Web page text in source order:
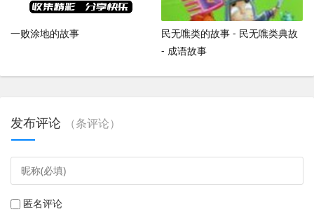
一败涂地的故事
民无噍类的故事 - 民无噍类典故
- 成语故事
发布评论 （条评论）
匿名评论